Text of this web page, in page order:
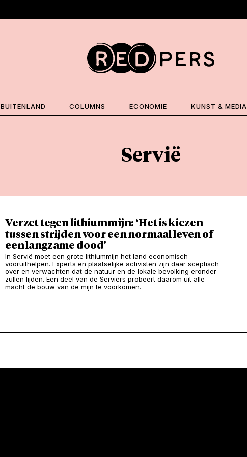
BUITENLAND COLUMNS ECONOMIE KUNST & MEDIA
Servië
Verzet tegen lithiummijn: ‘Het is kiezen
tussen strijden voor een normaal leven of
een langzame dood’
In Servië moet een grote lithiummijn het land economisch
vooruithelpen. Experts en plaatselijke activisten zijn daar sceptisch
over en verwachten dat de natuur en de lokale bevolking eronder
zullen lijden. Een deel van de Serviërs probeert daarom uit alle
macht de bouw van de mijn te voorkomen.